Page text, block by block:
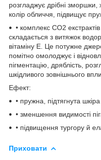
розгладжує дрібні
колір обличчя, підвищує
• комплекс СО2
складається з витяжок
вітаміну Е. Це потужне
помітно омолоджує і
пігментацію, дряблість,
шкідливого зовнішнього
Ефект:
• пружна, підтягнута
• зменшення видимості
• підвищення тургору й
Приховати